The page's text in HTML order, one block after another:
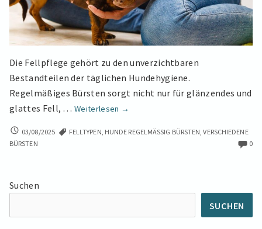
Die Fellpflege gehört zu den unverzichtbaren
Bestandteilen der täglichen Hundehygiene.
Regelmäßiges Bürsten sorgt nicht nur für glänzendes und
glattes Fell, …Weiterlesen
Vom
zum
Leitfaden
Auswahl
→
VOM
ZOTTELPELZ
GROSSE L
03/08/2025 FELLTYPEN, HUNDE REGELMÄSSIG BÜRSTEN ,VERSCHIEDENE
BÜRSTEN
0
Suchen
SUCHEN